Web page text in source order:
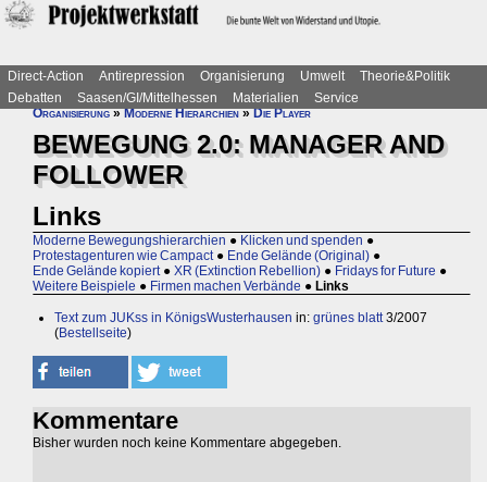
Direct-Action Antirepression Organisierung Umwelt
Theorie&Politik
Debatten
Saasen/GI/Mittelhessen Materialien
Service
Organisierung»Moderne Hierarchien»Die Player
BEWEGUNG 2.0: MANAGER AND
FOLLOWER
Links
Moderne Bewegungshierarchien ● Klicken und spenden ●
Protestagenturen wie Campact ● Ende Gelände (Original) ●
Ende Gelände kopiert ● XR (Extinction Rebellion) ● Fridays for Future ●
Weitere Beispiele ● Firmen machen Verbände ● Links
Text zum JUKss in KönigsWusterhausen in: grünes blatt3/2007
(Bestellseite)
Kommentare
Bisher wurden noch keine Kommentare abgegeben.